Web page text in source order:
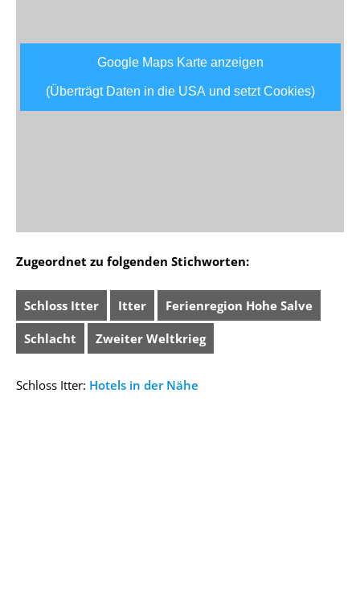
Google Maps Karte anzeigen
(Überträgt Daten in die USA und setzt Cookies)
Zugeordnet zu folgenden Stichworten:
Schloss Itter Itter Ferienregion Hohe Salve
Schlacht Zweiter Weltkrieg
Schloss Itter: Hotels in der Nähe